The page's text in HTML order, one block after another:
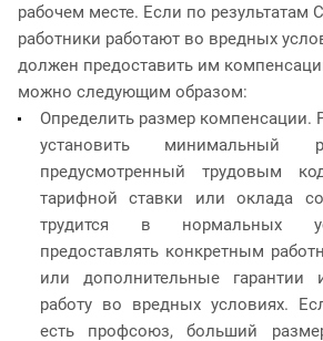
рабочем месте. Если по результатам
работники работают во вредных
должен предоставить им
можно следующим образом:
Определить размер компенсации.
установить минимальный
предусмотренный трудовым
тарифной ставки или оклада
трудится в нормальных
предоставлять конкретным
или дополнительные гарантии
работу во вредных условиях.
есть профсоюз, больший